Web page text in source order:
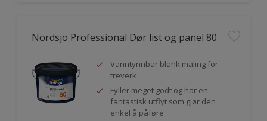
Nordsjö Professional Dør list og panel 80
Vanntynnbar blank maling for
treverk
Fyller meget godt og har en
fantastisk utflyt som gjør den
enkel å påføre